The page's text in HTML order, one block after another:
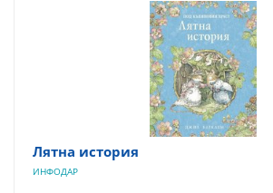
Лятна история
ИНФОДАР